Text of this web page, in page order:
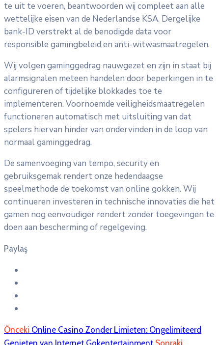
te uit te voeren, beantwoorden wij compleet aan alle
wettelijke eisen van de Nederlandse KSA. Dergelijke
bank-ID verstrekt al de benodigde data voor
responsible gamingbeleid en anti-witwasmaatregelen.
Wij volgen gaminggedrag nauwgezet en zijn in staat bij
alarmsignalen meteen handelen door beperkingen in te
configureren of tijdelijke blokkades toe te
implementeren. Voornoemde veiligheidsmaatregelen
functioneren automatisch met uitsluiting van dat
spelers hiervan hinder van ondervinden in de loop van
normaal gaminggedrag.
De samenvoeging van tempo, security en
gebruiksgemak rendert onze hedendaagse
speelmethode de toekomst van online gokken. Wij
continueren investeren in technische innovaties die het
gamen nog eenvoudiger rendert zonder toegevingen te
doen aan bescherming of regelgeving.
Paylaş
Önceki Online Casino Zonder Limieten: Ongelimiteerd